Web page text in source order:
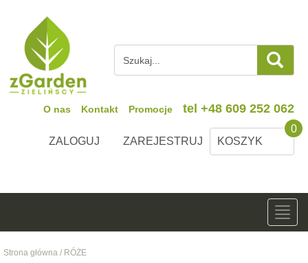
O nas Kontakt Promocje tel +48 609 252 062
0
KOSZYK
ZALOGUJ ZAREJESTRUJ
Strona główna / RÓŻE